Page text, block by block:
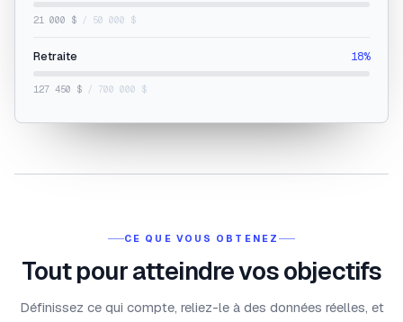
21 000 $ / 50 000 $
Retraite 18%
127 450 $ / 700 000 $
CE QUE VOUS OBTENEZ
Tout pour atteindre vos objectifs
Définissez ce qui compte, reliez-le à des données réelles, et